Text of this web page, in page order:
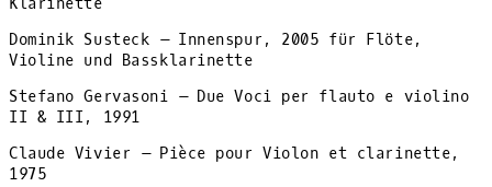
Dominik Susteck – Innenspur, 2005 für Flöte,
Violine und Bassklarinette
Stefano Gervasoni – Due Voci per flauto e violino
II & III, 1991
Claude Vivier – Pièce pour Violon et clarinette,
1975